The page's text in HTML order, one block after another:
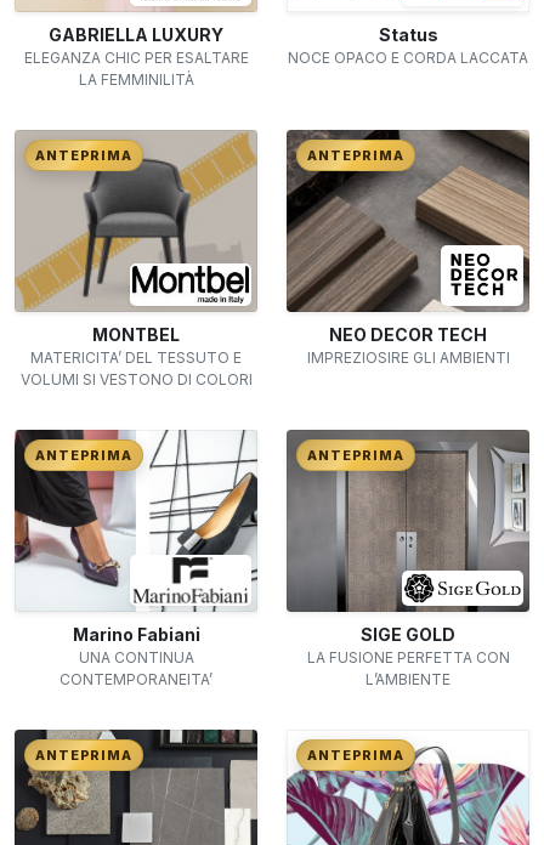
GABRIELLA LUXURY
ELEGANZA CHIC PER ESALTARE
LA FEMMINILITÀ
Status
NOCE OPACO E CORDA LACCATA
ANTEPRIMA
MONTBEL
MATERICITA’ DEL TESSUTO E
VOLUMI SI VESTONO DI COLORI
ANTEPRIMA
NEO DECOR TECH
IMPREZIOSIRE GLI AMBIENTI
ANTEPRIMA
Marino Fabiani
UNA CONTINUA
CONTEMPORANEITA’
ANTEPRIMA
SIGE GOLD
LA FUSIONE PERFETTA CON
L’AMBIENTE
ANTEPRIMA ANTEPRIMA